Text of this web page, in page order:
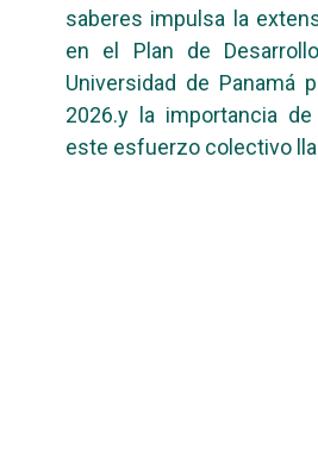
saberes impulsa la
en el Plan de
Universidad de Panamá
2026.y la importancia
este esfuerzo colectivo